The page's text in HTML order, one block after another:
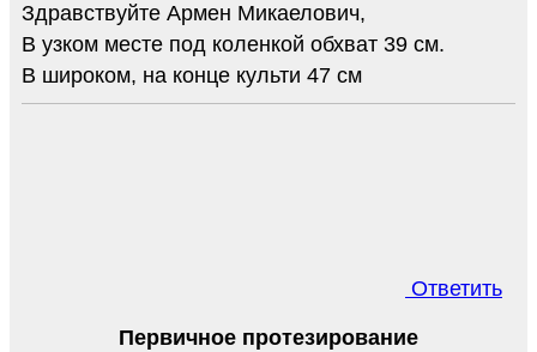
Здравствуйте Армен Микаелович,
В узком месте под коленкой обхват 39 см.
В широком, на конце культи 47 см
Ответить
Первичное протезирование